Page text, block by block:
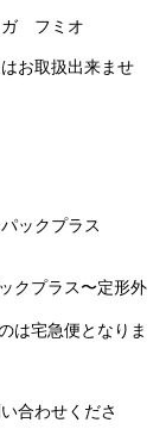
ガ フミオ
お取扱出来ませ
ックプラス
クプラス〜定形外
は宅急便となりま
合わせくださ